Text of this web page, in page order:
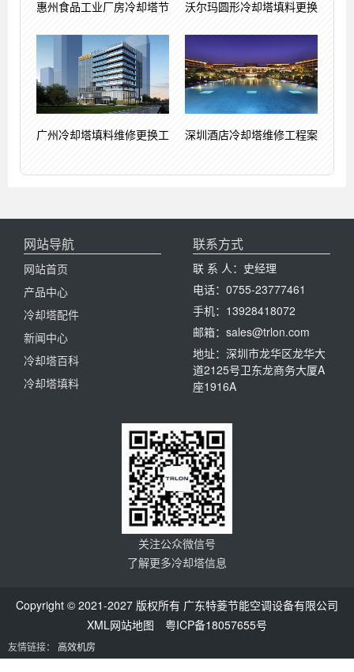
惠州食品工业厂房冷却塔节 沃尔玛圆形冷却塔填料更换
广州冷却塔填料维修更换工 深圳酒店冷却塔维修工程案
网站导航
网站首页
产品中心
冷却塔配件
新闻中心
冷却塔百科
冷却塔填料
联系方式
联 系 人：史经理
电话：0755-23777461
手机：13928418072
邮箱：sales@trlon.com
地址：深圳市龙华区龙华大
道2125号卫东龙商务大厦A
座1916A
关注公众微信号
了解更多冷却塔信息
Copyright © 2021-2027 版权所有 广东特菱节能空调设备有限公司
XML网站地图
粤ICP备18057655号
友情链接： 高效机房